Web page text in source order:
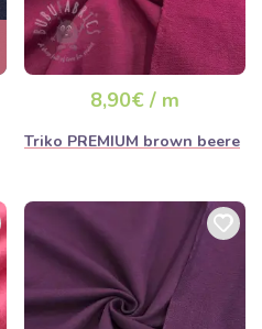
8,90€ / m
Triko PREMIUM brown beere